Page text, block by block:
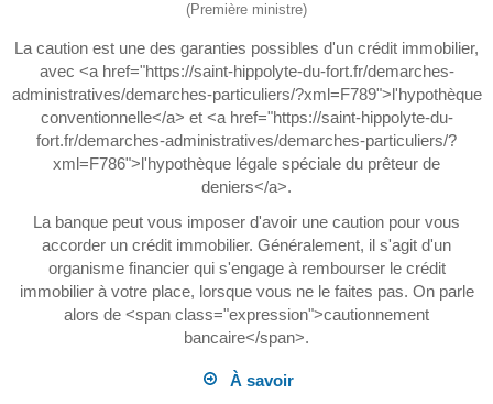
(Première ministre)
La caution est une des garanties possibles d'un crédit immobilier,
avec <a href="https://saint-hippolyte-du-fort.fr/demarches-
administratives/demarches-particuliers/?xml=F789">l'hypothèque
conventionnelle</a> et <a href="https://saint-hippolyte-du-
fort.fr/demarches-administratives/demarches-particuliers/?
xml=F786">l'hypothèque légale spéciale du prêteur de
deniers</a>.
La banque peut vous imposer d'avoir une caution pour vous
accorder un crédit immobilier. Généralement, il s'agit d'un
organisme financier qui s'engage à rembourser le crédit
immobilier à votre place, lorsque vous ne le faites pas. On parle
alors de <span class="expression">cautionnement
bancaire</span>.
À savoir